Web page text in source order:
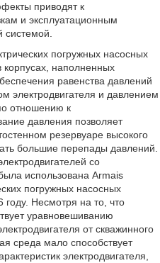
приводят к
и эксплуатационным
системой.
погружных насосных
корпусах, наполненных
равенства давлений
электродвигателя и давлением
отношению к
давления позволяет
резервуаре высокого
большие перепады давлений.
со
использована Armais
погружных насосных
году. Несмотря на то, что
уравновешиванию
от скважинного
среда мало способствует
электродвигателя,